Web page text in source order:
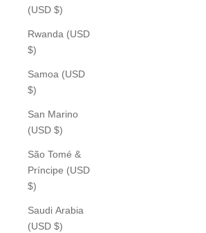
(USD $)
Rwanda (USD
$)
Samoa (USD
$)
San Marino
(USD $)
São Tomé &
Príncipe (USD
$)
Saudi Arabia
(USD $)